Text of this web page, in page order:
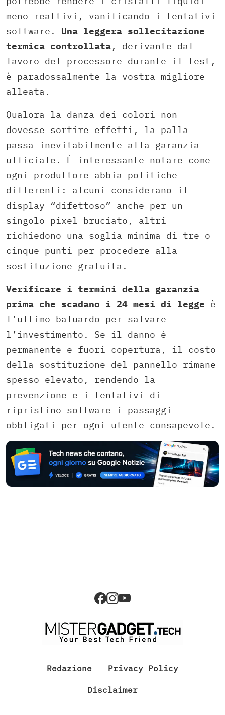
meno reattivi, vanificando i tentativi
software. Una leggera sollecitazione
termica controllata, derivante dal
lavoro del processore durante il test,
è paradossalmente la vostra migliore
alleata.
Qualora la danza dei colori non
dovesse sortire effetti, la palla
passa inevitabilmente alla garanzia
ufficiale. È interessante notare come
ogni produttore abbia politiche
differenti: alcuni considerano il
display “difettoso” anche per un
singolo pixel bruciato, altri
richiedono una soglia minima di tre o
cinque punti per procedere alla
sostituzione gratuita.
Verificare i termini della garanzia
prima che scadano i 24 mesi di legge è
l’ultimo baluardo per salvare
l’investimento. Se il danno è
permanente e fuori copertura, il costo
della sostituzione del pannello rimane
spesso elevato, rendendo la
prevenzione e i tentativi di
ripristino software i passaggi
obbligati per ogni utente consapevole.
Redazione Privacy Policy
Disclaimer